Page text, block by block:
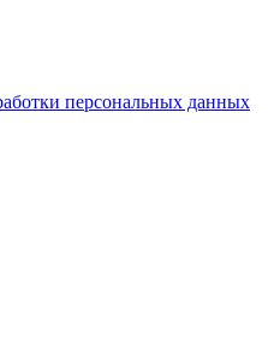
персональных данных